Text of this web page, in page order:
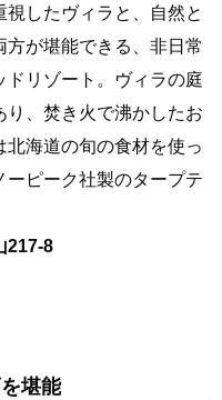
したヴィラと、自然と
が堪能できる、非日常
ドリゾート。ヴィラの庭
り、焚き火で沸かしたお
海道の旬の食材を使っ
ーピーク社製のタープテ
217-8
堪能